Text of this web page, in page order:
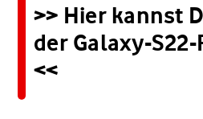
>> Hier kannst
der Galaxy-
<<